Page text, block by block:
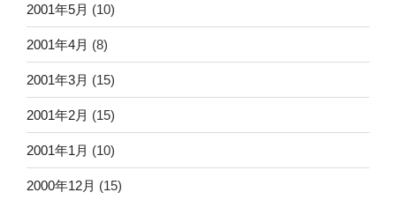
2001年5月 (10)
2001年4月 (8)
2001年3月 (15)
2001年2月 (15)
2001年1月 (10)
2000年12月 (15)